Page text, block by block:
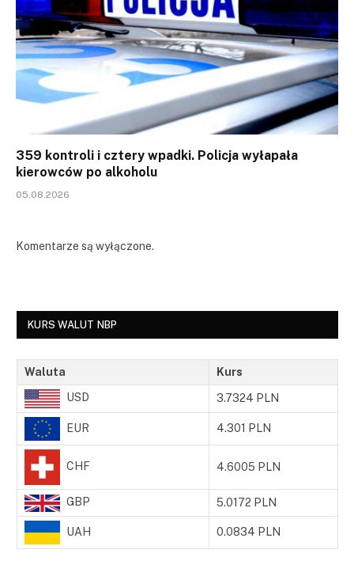
359 kontroli i cztery wpadki. Policja wyłapała
kierowców po alkoholu
05.08.2026
Komentarze są wyłączone.
KURS WALUT NBP
Waluta Kurs
USD 3.7324 PLN
EUR 4.301 PLN
CHF 4.6005 PLN
GBP 5.0172 PLN
UAH 0.0834 PLN